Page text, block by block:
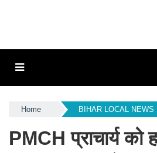
Home BIHAR LOCAL NEWS
PMCH प्राचार्य को